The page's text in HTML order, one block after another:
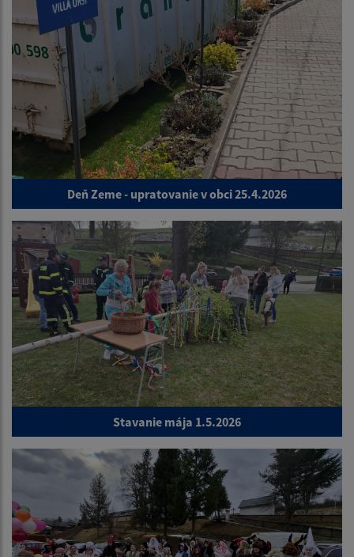
Deň Zeme - upratovanie v obci 25.4.2026
Stavanie mája 1.5.2026